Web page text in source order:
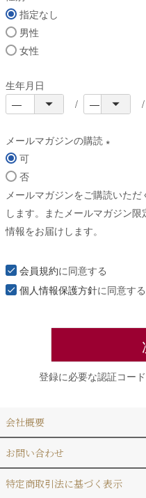
指定なし
男性
女性
生年月日
メールマガジンの購読
須
)
可
否
メールマガジンをご購読いた
します。またメールマガジン
情報をお届けします。
会員規約に同意する
個人情報保護方針に同意する
登録に必要な認証コー
会社概要
お問い合わせ
特定商取引法に基づく表示